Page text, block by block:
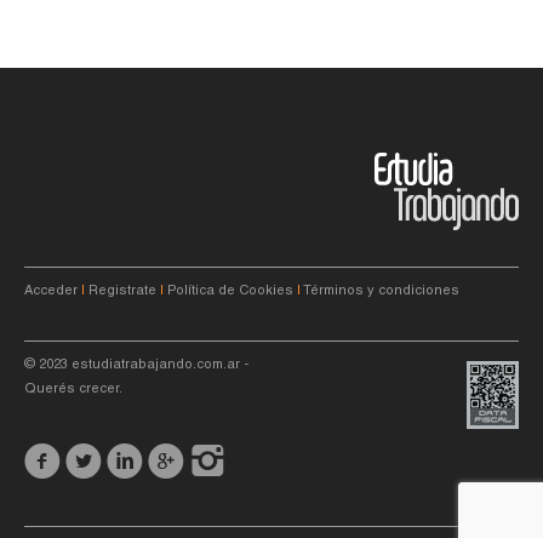
Acceder Registrate Política de Cookies Términos y condiciones
© 2023 estudiatrabajando.com.ar -
Querés crecer.